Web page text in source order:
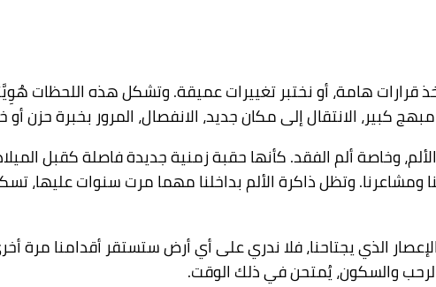
قرارات هامة، أو نختبر تغييرات عميقة. وتشكل هذه اللحظات
كبير، الانتقال إلى مكان جديد، الانفصال، المرور بخبرة حزن أو
وخاصة ألم الفقد. كأنها حقبة زمنية جديدة فاصلة كقبل الميلاد
ومشاعرنا. وتظل ذاكرة الألم بداخلنا مهما مرت سنوات
الذي يجتاحنا، فلا ندري على أي أرض ستستقر أقدامنا مرة
والسكون، يُمتحن في ذلك الوقت.